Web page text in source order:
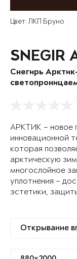
Цвет: ЛКП Бруно
SNEGIR
Снегирь
АРКТИК – новое
инновационной
которая
арктическую
многослойное
уплотнения –
эстетики,